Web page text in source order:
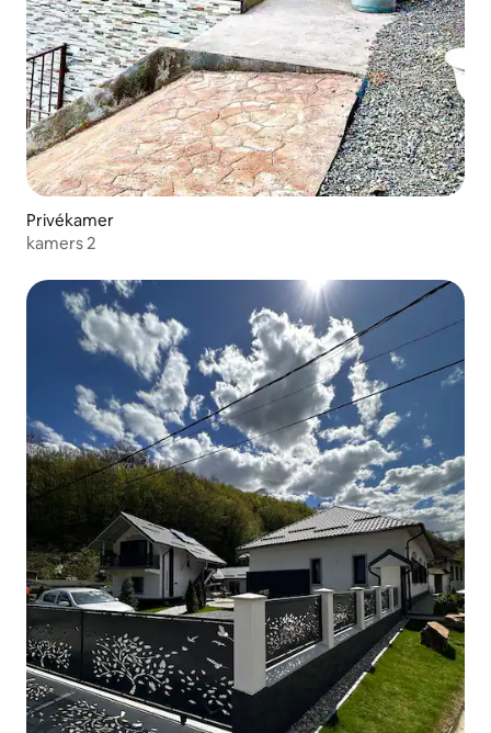
Privékamer
kamers 2